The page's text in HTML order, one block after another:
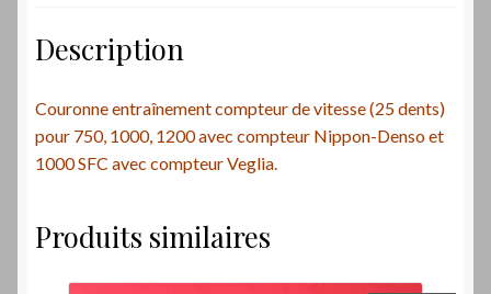
Description
Couronne entraînement compteur de vitesse (25 dents)
pour 750, 1000, 1200 avec compteur Nippon-Denso et
1000 SFC avec compteur Veglia.
Produits similaires